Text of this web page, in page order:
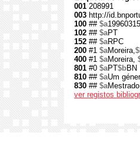
001 208991
003 http://
100 ## $a
102 ## $aPT
152 ## $aRPC
200 #1 $aMoreira,
400 #1 $aMoreira,
801 #0 $aPT$bBN
810 ## $aUm
830 ## $a
ver registos